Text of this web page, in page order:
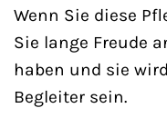
Wenn Sie diese
Sie lange Freude
haben und sie
Begleiter sein.